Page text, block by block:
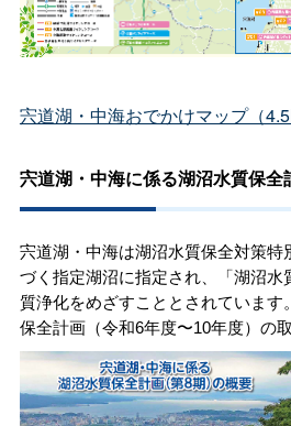
宍道湖・中海おでかけマップ（
宍道湖・中海に係る湖沼水質保
宍道湖・中海は湖沼水質保全対策特
づく指定湖沼に指定され、「湖沼水
質浄化をめざすこととされています。
保全計画（令和6年度〜10年度）の